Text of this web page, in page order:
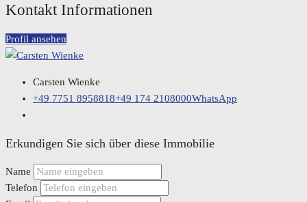
Kontakt Informationen
Profil ansehen
Carsten Wienke
+49 7751 8958818+49 174 2108000WhatsApp
Erkundigen Sie sich über diese Immobilie
Name
Telefon